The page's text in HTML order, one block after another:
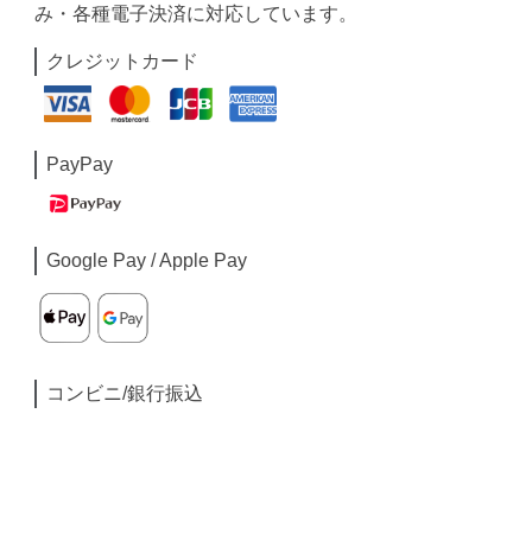
み・各種電子決済に対応しています。
クレジットカード
PayPay
Google Pay / Apple Pay
コンビニ/銀行振込